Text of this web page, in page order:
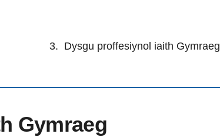
Dysgu proffesiynol iaith Gymraeg
Gymraeg